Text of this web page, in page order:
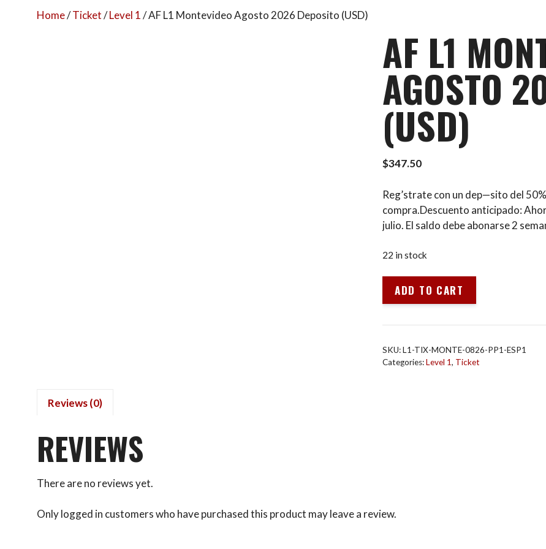
Home/Ticket/Level 1/ AF L1 Montevideo Agosto 2026 Deposito (USD)
AF L1
AGOSTO
(USD)
$347.50
Reg’strate con un dep—sito del
compra.Descuento anticipado:
julio. El saldo debe abonarse 2
22 in stock
Agosto
2026
Deposito
ADD TO CART
SKU:L1-TIX-MONTE-0826-PP1-ESP1
Categories:Level 1, Ticket
Reviews (0)
REVIEWS
There are no reviews yet.
Only logged in customers who have purchased this product may leave a review.